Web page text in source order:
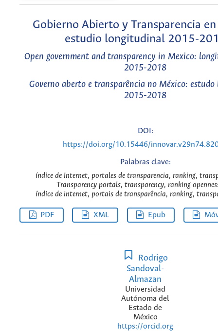
Gobierno Abierto y Transparencia
estudio longitudinal 2015-
Open government and transparency in Mexico:
2015-2018
Governo aberto e transparência no México:
2015-2018
DOI:
https://doi.org/10.15446/
Palabras clave:
índice de Internet, portales de transparencia, ranking,
Transparency portals, transparency, ranking
índice de internet, portais de transparência, ranking,
PDF XML Epub
Rodrigo
Sandoval-
Almazan
Universidad
Autónoma del
Estado de
México
https://orcid.org